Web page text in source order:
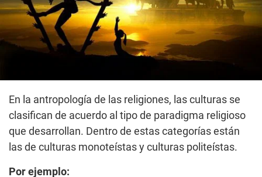
En la antropología de las religiones, las culturas se
clasifican de acuerdo al tipo de paradigma religioso
que desarrollan. Dentro de estas categorías están
las de culturas monoteístas y culturas politeístas.
Por ejemplo: